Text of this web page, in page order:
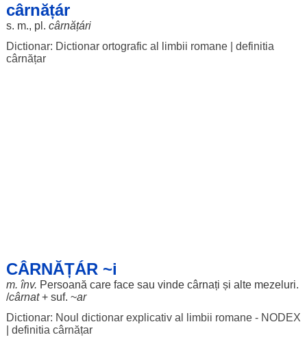
cârnățár
s. m., pl. cârnățári
Dictionar: Dictionar ortografic al limbii romane| definitia
cârnățar
CÂRNĂȚÁR ~i
m. înv. Persoană care facesau vinde cârnați și alte mezeluri.
/cârnat + suf. ~ar
Dictionar: Noul dictionar explicativ al limbii romane - NODEX
definitia cârnățar